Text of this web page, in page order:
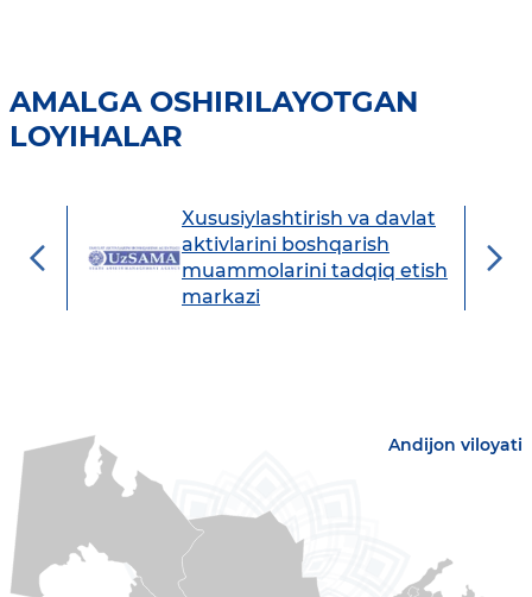
AMALGA OSHIRILAYOTGAN
LOYIHALAR
Xususiylashtirish va davlat
aktivlarini boshqarish
muammolarini tadqiq etish
markazi
Andijon viloyati